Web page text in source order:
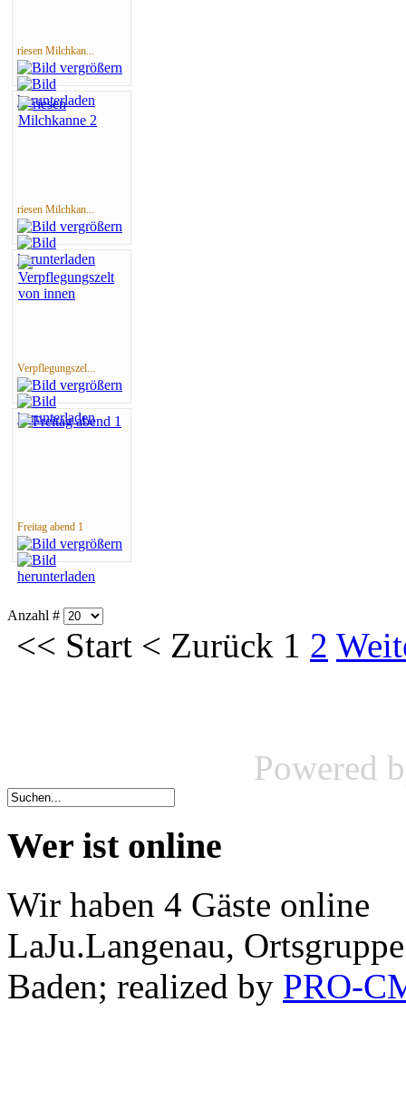
riesen Milchkan...
riesen Milchkan...
Verpflegungszel...
Freitag abend 1
Anzahl #
<< Start < Zurück 1 2
Powered
Wer ist online
Wir haben 4 Gäste online
LaJu.Langenau,
Baden; realized by PRO-